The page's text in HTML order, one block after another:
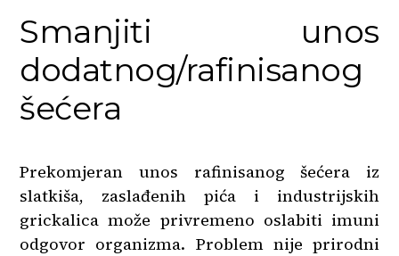
Smanjiti unos
dodatnog/rafinisanog
šećera
Prekomjeran unos rafinisanog šećera iz
slatkiša, zaslađenih pića i industrijskih
grickalica može privremeno oslabiti imuni
odgovor organizma. Problem nije prirodni